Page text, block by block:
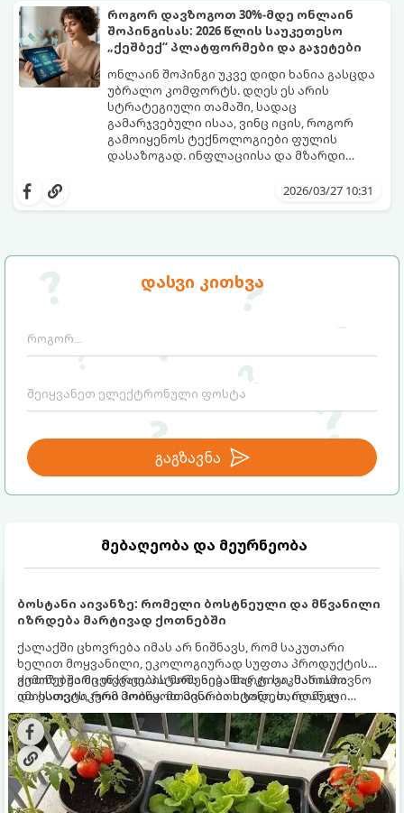
დასვი კითხვა
გაგზავნა
მებაღეობა და მეურნეობა
ბოსტანი აივანზე: რომელი ბოსტნეული და მწვანილი
იზრდება მარტივად ქოთნებში
ქალაქში ცხოვრება იმას არ ნიშნავს, რომ საკუთარი
ხელით მოყვანილი, ეკოლოგიურად სუფთა პროდუქტის
გემოზე უარი თქვათ. პატარა აივანიც კი საკმარისია
იმისათვის, რომ მოიწყოთ მინი-ბოსტანი, საიდანაც
ყოველდღიურად ახალ, არომატულ მწვანილსა და
ბოსტნეულს მოკრეფთ.
ქოთნებში მცენარეების მოშენება მარტივი, სასიამოვნო
და ესთეტიკური ჰობია. მთავარია იცოდეთ, რომელი
კულტურები ეგუებიან ქოთნის პირობებს ყველაზე კარგად
და როგორ მოუაროთ მათ სწორად.
მარტივად და კანონის სრული დაცვით
მიღებაში.
როგორ დავზოგოთ 30%-მდე ონლაინ
შოპინგისას: 2026 წლის საუკეთესო
„ქეშბექ“ პლატფორმები და გაჯეტები
ონლაინ შოპინგი უკვე დიდი ხანია გასცდა
უბრალო კომფორტს. დღეს ეს არის
სტრატეგიული თამაში, სადაც
გამარჯვებული ისაა, ვინც იცის, როგორ
გამოიყენოს ტექნოლოგიები ფულის
დასაზოგად. ინფლაციისა და მზარდი
შოპინგი“ გადარჩენის კი არა, გონივრული
თანხის ნაწილი და ვიპოვოთ ფარული
2026/03/27 10:31